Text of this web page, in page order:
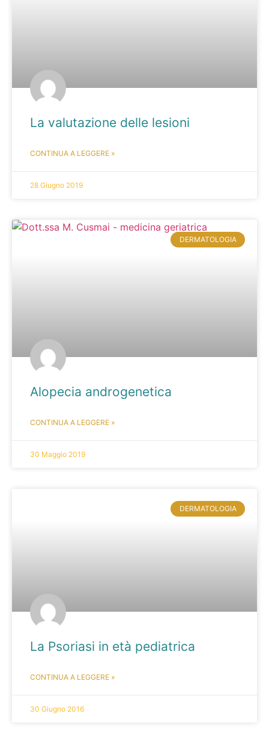
La valutazione delle lesioni
CONTINUA A LEGGERE »
28 Giugno 2019
DERMATOLOGIA
Alopecia androgenetica
CONTINUA A LEGGERE »
30 Maggio 2019
DERMATOLOGIA
La Psoriasi in età pediatrica
CONTINUA A LEGGERE »
30 Giugno 2016